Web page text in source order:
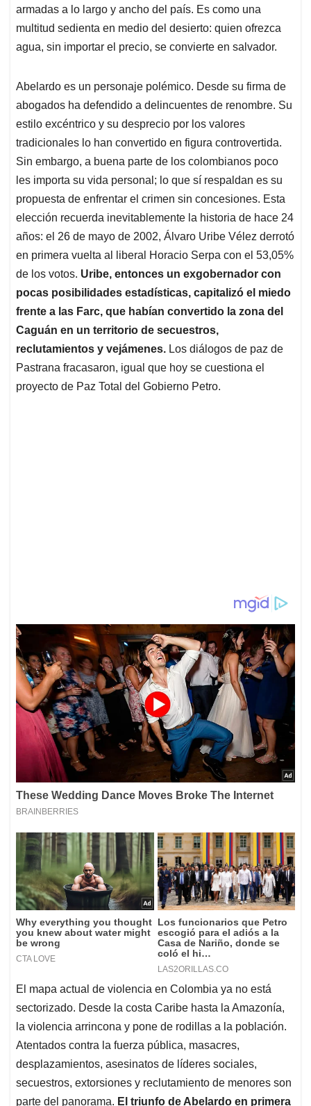
armadas a lo largo y ancho del país. Es como una
multitud sedienta en medio del desierto: quien ofrezca
agua, sin importar el precio, se convierte en salvador.
Abelardo es un personaje polémico. Desde su firma de
abogados ha defendido a delincuentes de renombre. Su
estilo excéntrico y su desprecio por los valores
tradicionales lo han convertido en figura controvertida.
Sin embargo, a buena parte de los colombianos poco
les importa su vida personal; lo que sí respaldan es su
propuesta de enfrentar el crimen sin concesiones. Esta
elección recuerda inevitablemente la historia de hace 24
años: el 26 de mayo de 2002, Álvaro Uribe Vélez derrotó
en primera vuelta al liberal Horacio Serpa con el 53,05%
de los votos. Uribe, entonces un exgobernador con
pocas posibilidades estadísticas, capitalizó el miedo
frente a las Farc, que habían convertido la zona del
Caguán en un territorio de secuestros,
reclutamientos y vejámenes. Los diálogos de paz de
Pastrana fracasaron, igual que hoy se cuestiona el
proyecto de Paz Total del Gobierno Petro.
El mapa actual de violencia en Colombia ya no está
sectorizado. Desde la costa Caribe hasta la Amazonía,
la violencia arrincona y pone de rodillas a la población.
Atentados contra la fuerza pública, masacres,
desplazamientos, asesinatos de líderes sociales,
secuestros, extorsiones y reclutamiento de menores son
parte del panorama. El triunfo de Abelardo en primera